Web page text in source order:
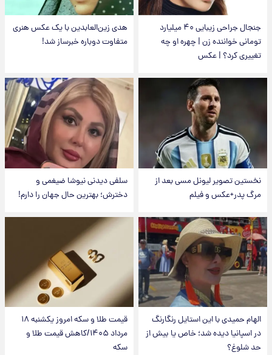
جنجال جراحی زیبایی ۴۰ میلیارد
تومانی خواننده زن | چهره او چه
تغییری کرد؟ | عکس
هدی زین‌العابدین با یک عکس هنری
متفاوت دوباره خبرساز شد!
نخستین تصویر لیونل مسی بعد از
مرگ پدر+عکس و فیلم
سلفی دیدنی نیوشا ضیغمی و
دخترش؛ بهترین حال جهان را دارم!
الهام حمیدی با این استایل رنگارنگ
در اسپانیا دیده شد؛ خاص یا بیش از
حد شلوغ؟
قیمت طلا و سکه امروز یکشنبه ۱۸
مرداد ۱۴۰۵/کاهش قیمت طلا و
سکه